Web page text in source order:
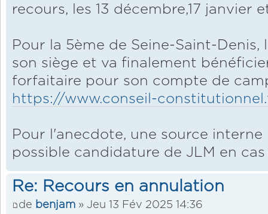
recours, les 13 décembre,17 janvier
Pour la 5ème de Seine-Saint-
son siège et va finalement
forfaitaire pour son compte de
https://www.conseil-
Pour l'anecdote, une source
possible candidature de JLM en
Re: Recours en annulation
de benjam » Jeu 13 Fév 2025 14:36